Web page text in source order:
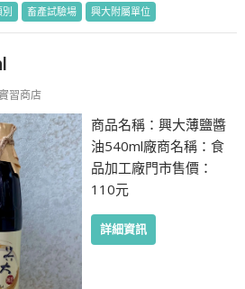
畜產試驗場 興大附屬單位
習商店
商品名稱：興大薄鹽醬
油540ml廠商名稱：食
品加工廠門市售價：
110元
詳細資訊